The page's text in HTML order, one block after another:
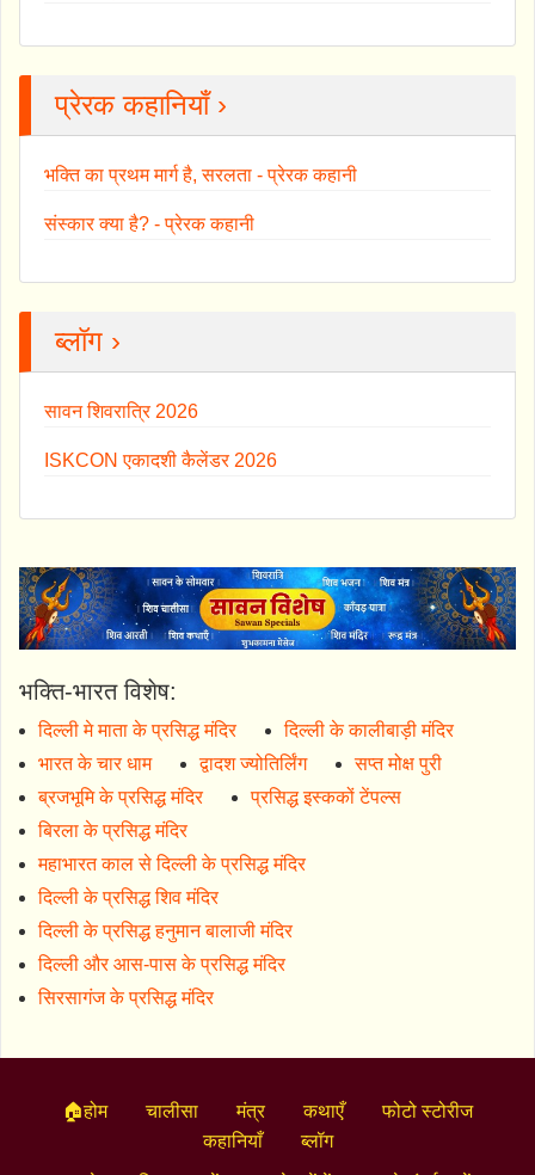
प्रेरक कहानियाँ ›
भक्ति का प्रथम मार्ग है, सरलता - प्रेरक कहानी
संस्कार क्या है? - प्रेरक कहानी
ब्लॉग ›
सावन शिवरात्रि 2026
ISKCON एकादशी कैलेंडर 2026
भक्ति-भारत विशेष:
दिल्ली मे माता के प्रसिद्ध मंदिर
दिल्ली के कालीबाड़ी मंदिर
भारत के चार धाम
द्वादश ज्योतिर्लिंग
सप्त मोक्ष पुरी
ब्रजभूमि के प्रसिद्ध मंदिर
प्रसिद्ध इस्ककों टेंपल्स
बिरला के प्रसिद्ध मंदिर
महाभारत काल से दिल्ली के प्रसिद्ध मंदिर
दिल्ली के प्रसिद्ध शिव मंदिर
दिल्ली के प्रसिद्ध हनुमान बालाजी मंदिर
दिल्ली और आस-पास के प्रसिद्ध मंदिर
सिरसागंज के प्रसिद्ध मंदिर
🏠होम चालीसा मंत्र कथाएँ
फोटो स्टोरीज
कहानियाँ
ब्लॉग